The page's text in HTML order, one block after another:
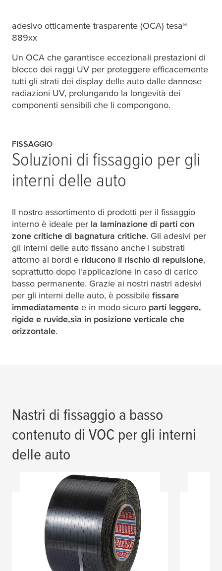
adesivo otticamente trasparente (OCA) tesa®
889xx
Un OCA che garantisce eccezionali prestazioni di
blocco dei raggi UV per proteggere efficacemente
tutti gli strati dei display delle auto dalle dannose
radiazioni UV, prolungando la longevità dei
componenti sensibili che li compongono.
FISSAGGIO
Soluzioni di fissaggio per gli
interni delle auto
Il nostro assortimento di prodotti per il fissaggio
interno è ideale per la laminazione di parti con
zone critiche di bagnatura critiche. Gli adesivi per
gli interni delle auto fissano anche i substrati
attorno ai bordi e riducono il rischio di repulsione,
soprattutto dopo l'applicazione in caso di carico
basso permanente. Grazie ai nostri nastri adesivi
per gli interni delle auto, è possibile fissare
immediatamente e in modo sicuro parti leggere,
rigide e ruvide,sia in posizione verticale che
orizzontale.
Nastri di fissaggio a basso
contenuto di VOC per gli interni
delle auto